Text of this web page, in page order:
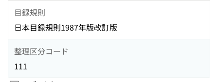
目録規則
日本目録規則1987年版改訂版
整理区分コード
111